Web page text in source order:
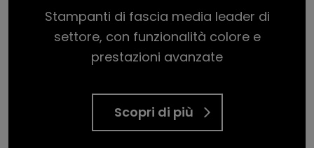
Stampanti di fascia media leader di
settore, con funzionalità colore e
prestazioni avanzate
Scopri di più